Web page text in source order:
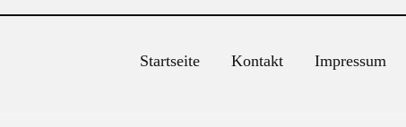
Startseite Kontakt Impressum